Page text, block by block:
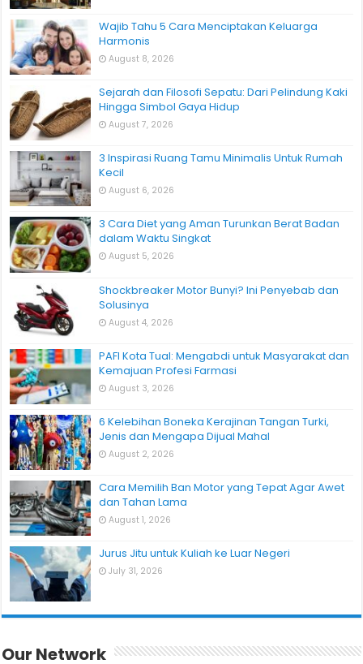
Wajib Tahu 5 Cara Menciptakan Keluarga
Harmonis
August 8, 2026
Sejarah dan Filosofi Sepatu: Dari Pelindung Kaki
Hingga Simbol Gaya Hidup
August 7, 2026
3 Inspirasi Ruang Tamu Minimalis Untuk Rumah
Kecil
August 6, 2026
3 Cara Diet yang Aman Turunkan Berat Badan
dalam Waktu Singkat
August 5, 2026
Shockbreaker Motor Bunyi? Ini Penyebab dan
Solusinya
August 4, 2026
PAFI Kota Tual: Mengabdi untuk Masyarakat dan
Kemajuan Profesi Farmasi
August 3, 2026
6 Kelebihan Boneka Kerajinan Tangan Turki,
Jenis dan Mengapa Dijual Mahal
August 2, 2026
Cara Memilih Ban Motor yang Tepat Agar Awet
dan Tahan Lama
August 1, 2026
Jurus Jitu untuk Kuliah ke Luar Negeri
July 31, 2026
Our Network